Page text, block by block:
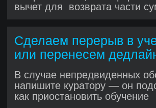
Присоединяетесь к коммерческим
проектам Хекслета с реальными
пользователями и задачами
Как это работает?
коммерческий опыт
уже во время
обучения